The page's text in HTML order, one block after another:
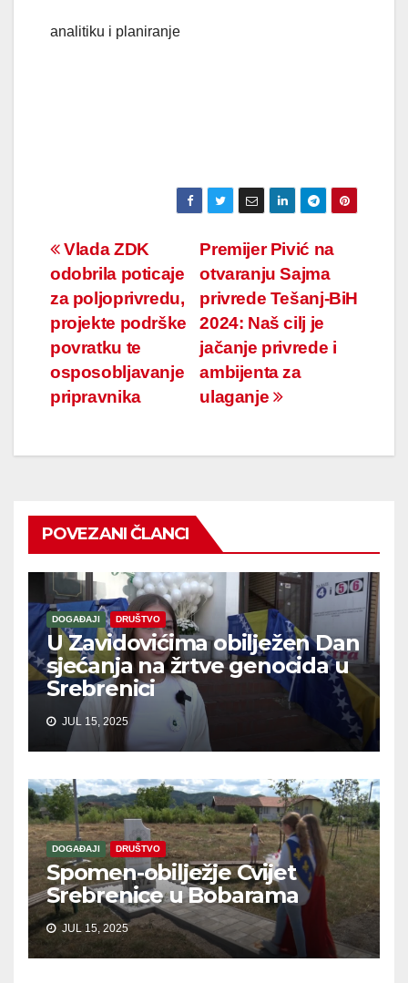
analitiku i planiranje
Navigacija
članaka
Premijer Pivić na
otvaranju Sajma
privrede Tešanj-BiH
2024: Naš cilj je
jačanje privrede i
ambijenta za
ulaganje
Vlada ZDK
odobrila poticaje
za poljoprivredu,
projekte podrške
povratku te
osposobljavanje
pripravnika
POVEZANI ČLANCI
DOGAĐAJI DRUŠTVO
U Zavidovićima obilježen Dan
sjećanja na žrtve genocida u
Srebrenici
JUL 15, 2025
DOGAĐAJI DRUŠTVO
Spomen-obilježje Cvijet
Srebrenice u Bobarama
JUL 15, 2025